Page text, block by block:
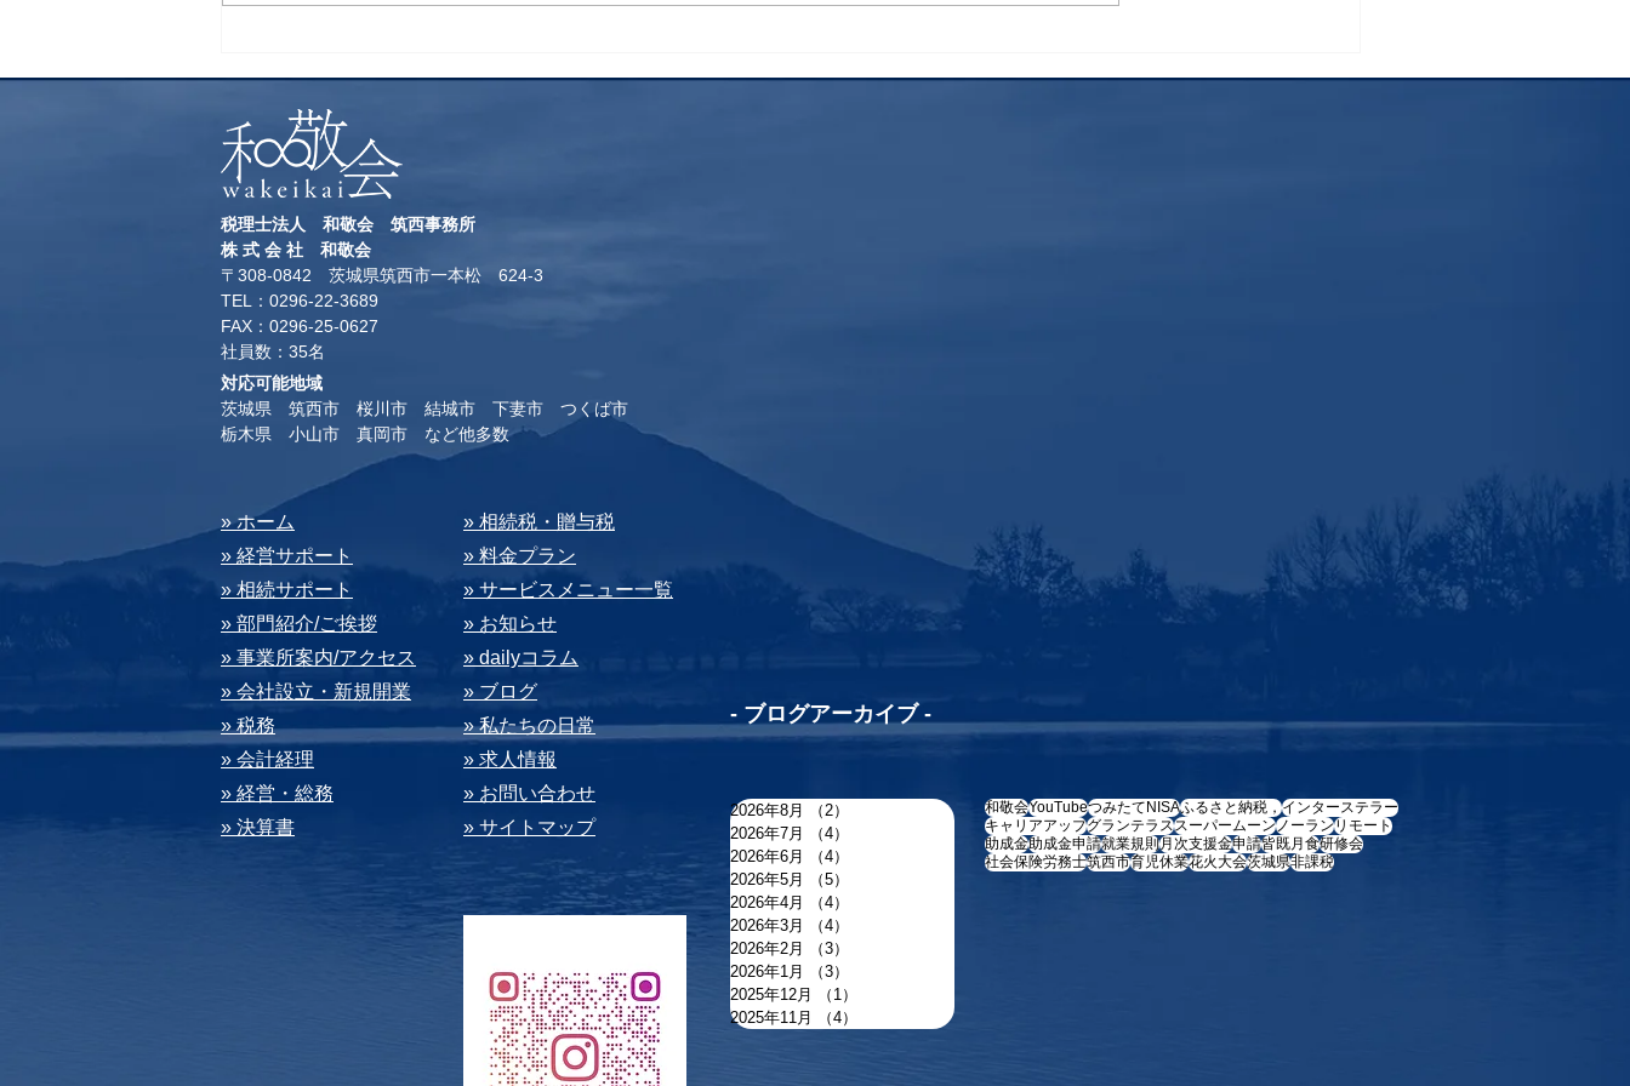
対応可能地域
茨城県 筑西市 桜川市 結城市 下妻市 つくば市
​栃木県 小山市 真岡市 など他多数
-​ ブログアーカイブ -
2026年8月 （2）
2026年7月
（4）
2026年6月
（4）
2026年5月
（5）
2026年4月
（4）
2026年3月
（4）
2026年2月
（3）
2026年1月
（3）
2025年12月
（1）
2025年11月
（4）
和敬会YouTubeつみたてNISAふるさと納税，インターステラー
キャリアアップグランテラススーパームーンノーランリモート
助成金助成金申請就業規則月次支援金申請皆既月食研修会
社会保険労務士筑西市育児休業花火大会茨城県非課税
​» ホーム
» 経営サポート
» 相続サポート
» 部⾨紹介/ご挨拶
» 事業所案内/アクセス
» 会社設⽴・新規開業
» 税務
» 会計経理
» 経営・総務
» 決算書
​» 相続税・贈与税
» 料⾦プラン
» サービスメニュー⼀覧
» お知らせ
» dailyコラム
» ブログ
» 私たちの⽇常
» 求⼈情報
» お問い合わせ
» サイトマップ
税理士法人 和敬会 筑西事務所
​株 式 会 社 和敬会
〒308-0842 茨城県筑西市一本松 624-3
TEL：0296-22-3689
​FAX：0296-25-0627
​社員数：35名​